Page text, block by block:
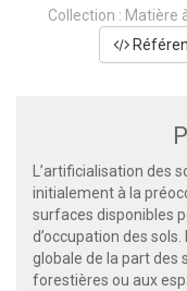
Collection : Matière
L’artificialisation des
initialement à la
surfaces disponibles
d’occupation des
globale de la part
forestières ou aux